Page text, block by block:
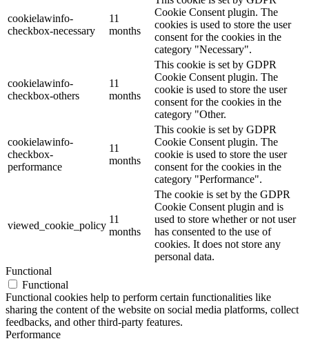
cookielawinfo-
checkbox-necessary
11
months
Cookie Consent plugin. The
cookies is used to store the user
consent for the cookies in the
category "Necessary".
cookielawinfo-
checkbox-others
11
months
This cookie is set by GDPR
Cookie Consent plugin. The
cookie is used to store the user
consent for the cookies in the
category "Other.
cookielawinfo-
checkbox-
performance
11
months
This cookie is set by GDPR
Cookie Consent plugin. The
cookie is used to store the user
consent for the cookies in the
category "Performance".
viewed_cookie_policy
11
months
The cookie is set by the GDPR
Cookie Consent plugin and is
used to store whether or not user
has consented to the use of
cookies. It does not store any
personal data.
Functional
Functional
Functional cookies help to perform certain functionalities like
sharing the content of the website on social media platforms, collect
feedbacks, and other third-party features.
Performance